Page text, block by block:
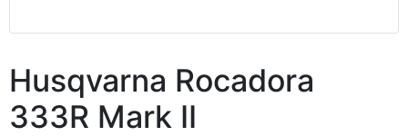
Husqvarna Rocadora
333R Mark II